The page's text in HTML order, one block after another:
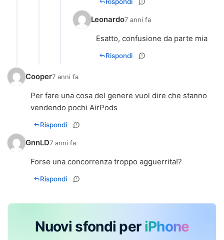
Leonardo7 anni fa
Esatto, confusione da parte mia
Rispondi
Cooper7 anni fa
Per fare una cosa del genere vuol dire che stanno
vendendo pochi AirPods
Rispondi
GnnLD7 anni fa
Forse una concorrenza troppo agguerrita!?
Rispondi
Nuovi sfondi per iPhone